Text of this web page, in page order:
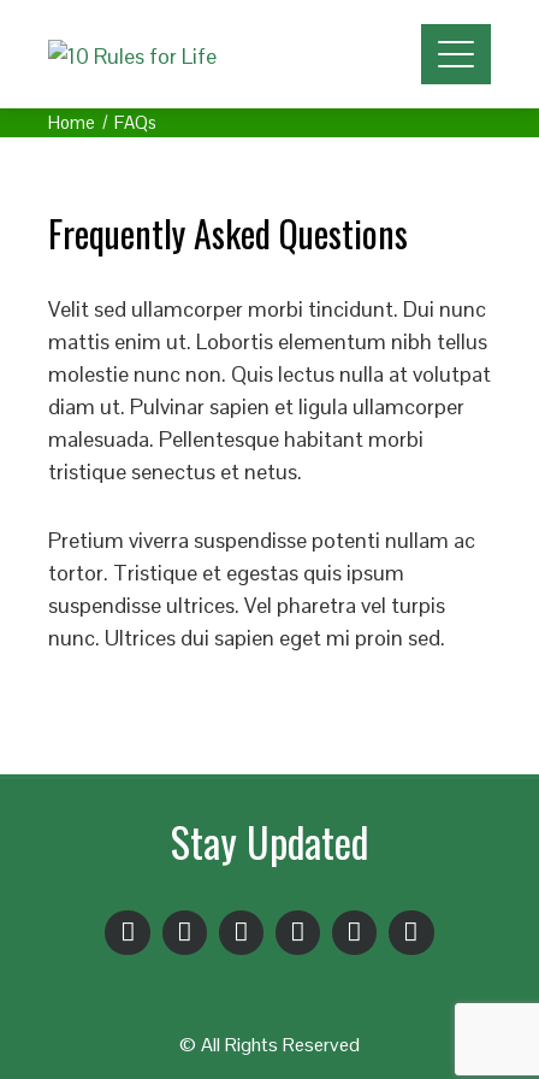
Home FAQs
Frequently Asked Questions
Velit sed ullamcorper morbi tincidunt. Dui nunc
mattis enim ut. Lobortis elementum nibh tellus
molestie nunc non. Quis lectus nulla at volutpat
diam ut. Pulvinar sapien et ligula ullamcorper
malesuada. Pellentesque habitant morbi
tristique senectus et netus.
Pretium viverra suspendisse potenti nullam ac
tortor. Tristique et egestas quis ipsum
suspendisse ultrices. Vel pharetra vel turpis
nunc. Ultrices dui sapien eget mi proin sed.
Stay Updated
© All Rights Reserved